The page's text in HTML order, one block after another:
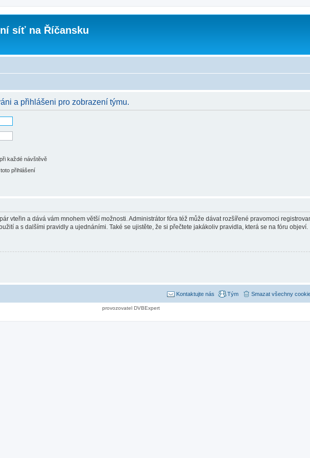
síť na Říčansku
a přihlášeni pro zobrazení týmu.
každé návštěvě
přihlášení
vteřin a dává vám mnohem větší možnosti. Administrátor fóra též může dávat rozšířené pravomoci
a s dalšími pravidly a ujednáními. Také se ujistěte, že si přečtete jakákoliv pravidla, která se na fóru objeví.
Smazat všechny
Tým
Kontaktujte nás
provozovatel DVBExpert